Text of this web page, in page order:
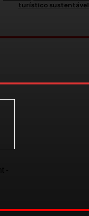
turístico sustentável